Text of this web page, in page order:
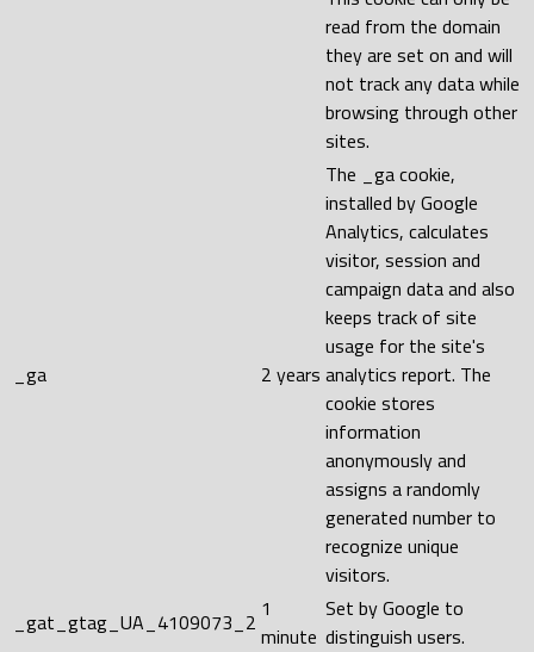
read from the domain
they are set on and will
not track any data while
browsing through other
sites.
_ga 2 years
The _ga cookie,
installed by Google
Analytics, calculates
visitor, session and
campaign data and also
keeps track of site
usage for the site's
analytics report. The
cookie stores
information
anonymously and
assigns a randomly
generated number to
recognize unique
visitors.
_gat_gtag_UA_4109073_2 1
minute
Set by Google to
distinguish users.